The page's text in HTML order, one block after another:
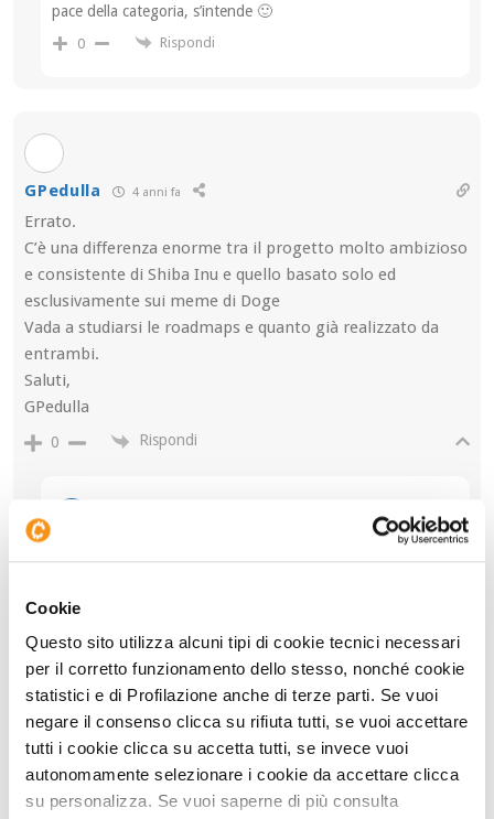
Cookie
Questo sito utilizza alcuni tipi di cookie tecnici necessari
per il corretto funzionamento dello stesso, nonché cookie
statistici e di Profilazione anche di terze parti. Se vuoi
negare il consenso clicca su rifiuta tutti, se vuoi accettare
tutti i cookie clicca su accetta tutti, se invece vuoi
autonomamente selezionare i cookie da accettare clicca
su personalizza. Se vuoi saperne di più consulta
pace della categoria, s’intende 🙂
0 Rispondi
GPedulla 4 anni fa
Errato.
C’è una differenza enorme tra il progetto molto ambizioso
e consistente di Shiba Inu e quello basato solo ed
esclusivamente sui meme di Doge
Vada a studiarsi le roadmaps e quanto già realizzato da
entrambi.
Saluti,
GPedulla
0 Rispondi
Grazie per aver condiviso con noi la sua opinione.
0 Rispondi
4 anni fa
Reply to GPedulla